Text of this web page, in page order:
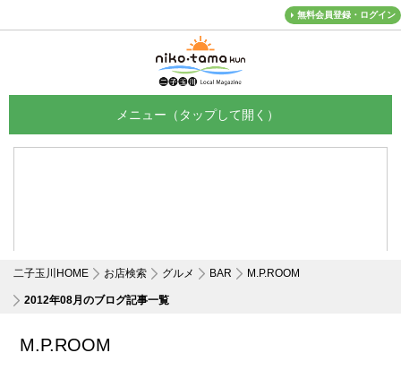
無料会員登録・ログイン
二子玉川HOME お店検索 グルメ BAR M.P.ROOM
2012年08月のブログ記事一覧
M.P.ROOM
メニュー